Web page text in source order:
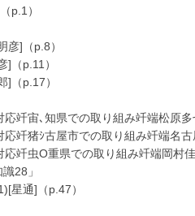
p.1）
]（p.8）
（p.11）
（p.17）
竏宙､知県での取り組み竏端松原多
竏猪ｼ古屋市での取り組み竏端名古
竏虫O重県での取り組み竏端岡村佳
28」
星通]（p.47）